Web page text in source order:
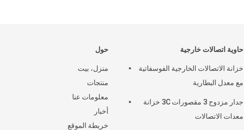
حول
منزل، بيت
منتجات
معلومات عنا
أخبار
خريطة الموقع
حاوية اتصالات خارجية
خزانة الاتصالات الخارجية الفوسفاتية
مع معدل البطارية
جدار مزدوج 3 مقصورات 3C خزانة
معدات الاتصالات